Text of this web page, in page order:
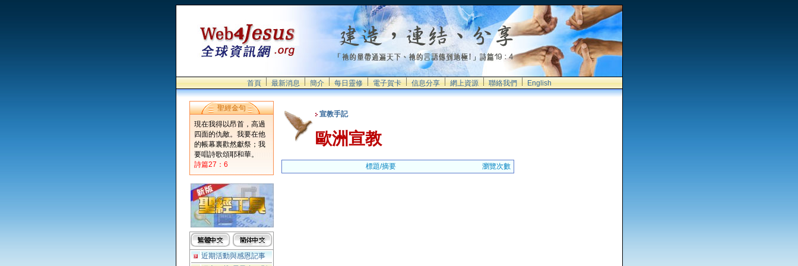
首頁 最新消息 簡介 每日靈修 電子賀卡 信息分享 網上資源 聯絡我們 English
聖經金句
現在我得以昂首，高過
四面的仇敵。我要在他
的帳幕裏歡然獻祭；我
要唱詩歌頌耶和華。
詩篇27：6
近期活動與感恩記事
宣教手記
歐洲宣教
標題/摘要 瀏覽次數